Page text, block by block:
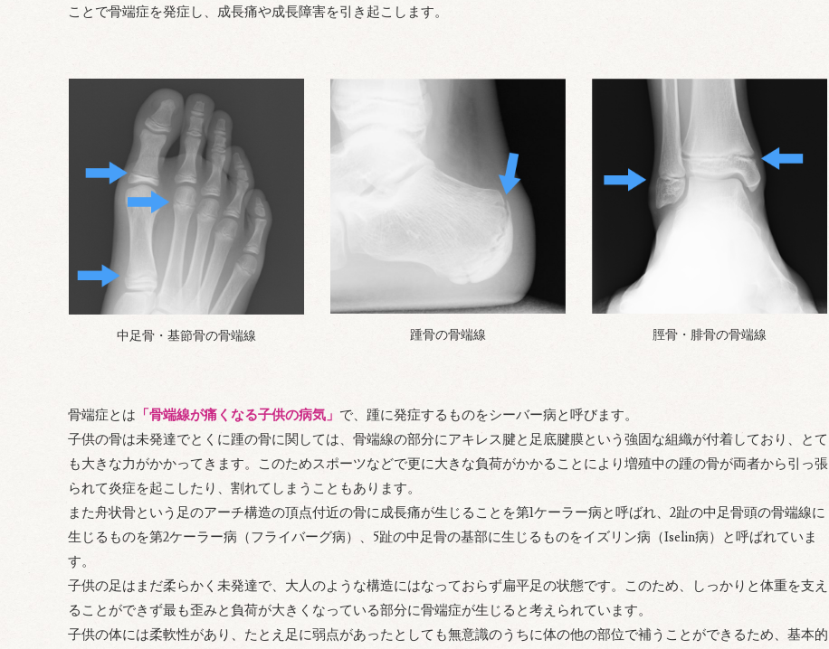
ことで骨端症を発症し、成長痛や成長障害を引き起こします。
中足骨・基節骨の骨端線 踵骨の骨端線 脛骨・腓骨の骨端線
骨端症とは 「骨端線が痛くなる子供の病気」 で、踵に発症するものをシーバー病と呼びます。
子供の骨は未発達でとくに踵の骨に関しては、骨端線の部分にアキレス腱と足底腱膜という強固な組織が付着しており、とて
も大きな力がかかってきます。このためスポーツなどで更に大きな負荷がかかることにより増殖中の踵の骨が両者から引っ張
られて炎症を起こしたり、割れてしまうこともあります。
また舟状骨という足のアーチ構造の頂点付近の骨に成長痛が生じることを第1ケーラー病と呼ばれ、2趾の中足骨頭の骨端線に
生じるものを第2ケーラー病（フライバーグ病）、5趾の中足骨の基部に生じるものをイズリン病（Iselin病）と呼ばれていま
す。
子供の足はまだ柔らかく未発達で、大人のような構造にはなっておらず扁平足の状態です。このため、しっかりと体重を支え
ることができず最も歪みと負荷が大きくなっている部分に骨端症が生じると考えられています。
子供の体には柔軟性があり、たとえ足に弱点があったとしても無意識のうちに体の他の部位で補うことができるため、基本的